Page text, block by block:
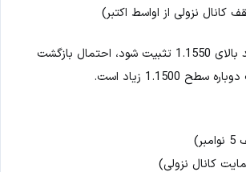
کانال نزولی از اواسط اکتبر)
اما اگر قیمت نتواند بالای 1.1550 تثبیت شود، احتمال بازگشت
1.1500 زیاد است.